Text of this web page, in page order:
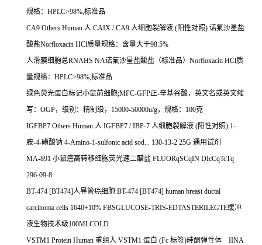
规格： HPLC>98%,标准品
CA9 Others Human 人 CAIX / CA9 人细胞裂解液 (阳性对照) 诺氟沙星盐
酸盐Norfloxacin HCl质量规格：含量大于98.5%
人滑膜细胞总RNAHS NA诺氟沙星盐酸盐（标准品） Norfloxacin HCl质
量规格： HPLC>98%,标准品
绿色荧光蛋白标记小鼠前细胞;MFC-GFP正-辛基谷酸，英文名或英文缩
写： OGP，级别：精制级， 15000-50000u/g，规格： 100克
IGFBP7 Others Human 人 IGFBP7 / IBP-7 人细胞裂解液 (阳性对照) 1-
胺-4-磺酸钠 4-Amino-1-sulfonic acid sod... 130-13-2 25G 通用试剂
MA-891 小鼠癌高转移细胞荧光速二醋盐 FLUORqSCqIN DIcCqTcTq
296-09-8
BT-474 [BT474]人导管癌细胞 BT-474 [BT474] human breast ductal
carcinoma cells 1640+10% FBSGLUCOSE-TRIS-EDTASTERILEGTE缓冲
液生物技术级100MLCOLD
VSTM1 Protein Human 重组人 VSTM1 蛋白 (Fc 标签)硅酮弹性体 IINA